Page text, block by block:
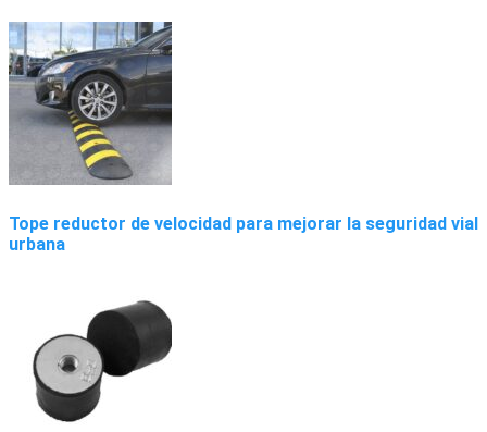
Tope reductor de velocidad para mejorar la seguridad vial
urbana